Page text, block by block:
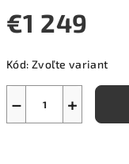
€1 249
cena:
Kód: Zvoľte variant
+
−